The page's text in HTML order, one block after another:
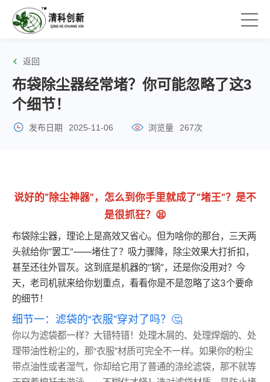
返回
布袋除尘器经常堵？你可能忽略了这3
个细节！
发布日期 2025-11-06 浏览量 267次
说好的“除尘神器”，怎么到你手里就成了“堵王”？是不
是很抓狂？😫
布袋除尘器，理论上是高效又省心。但为啥你的那台，三天两
头就给你“罢工”——堵住了？吸力骤降，除尘效果大打折扣，
甚至还往外冒灰。这到底是机器的“锅”，还是你没用对？今
天，老司机就来给你划重点，看看你是不是忽略了这3个要命
的细节！
细节一：滤袋的“衣服”穿对了吗？🤔
你以为滤袋都一样？大错特错！处理木屑的、处理焊烟的、处
理带油性粉尘的，那“衣服”材质可完全不一样。如果你的粉尘
带点油性或者湿气，你却给它用了普通的涤纶滤袋，那不就等